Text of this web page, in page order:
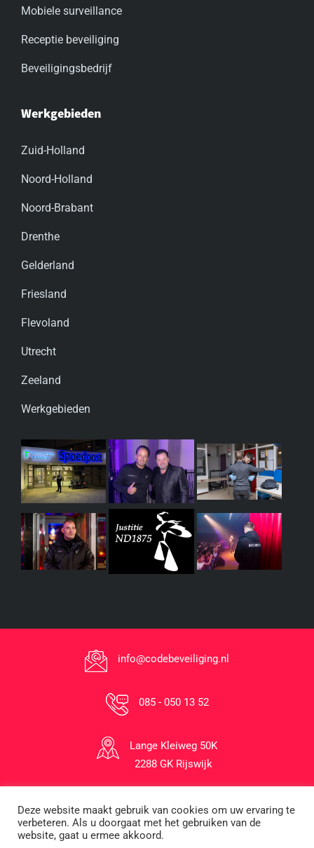
Mobiele surveillance
Receptie beveiliging
Beveiligingsbedrijf
Werkgebieden
Zuid-Holland
Noord-Holland
Noord-Brabant
Drenthe
Gelderland
Friesland
Flevoland
Utrecht
Zeeland
Werkgebieden
info@codebeveiliging.nl
085 - 050 13 52
Lange Kleiweg 50K
2288 GK Rijswijk
1996-2026 © Code Beveiliging B.V.
Deze website maakt gebruik van cookies om uw ervaring te
verbeteren. Als u doorgaat met het gebruiken van de
website, gaat u ermee akkoord.